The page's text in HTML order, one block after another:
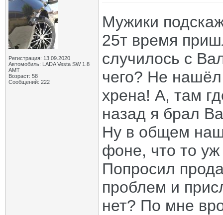
Регистрация: 13.09.2020
Автомобиль: LADA Vesta SW 1.8
AMT
Возраст: 58
Сообщений: 222
Мужики
25т время
случилось с
чего? Не
хрена! А, там
назад я брал
Ну в общем
фоне, что то
Попросил
проблем и
нет? По мне